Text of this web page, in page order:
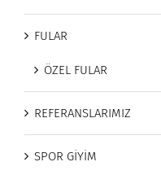
FULAR
ÖZEL FULAR
REFERANSLARIMIZ
SPOR GİYİM